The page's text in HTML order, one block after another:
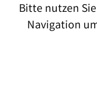
Bitte nutzen
Navigation